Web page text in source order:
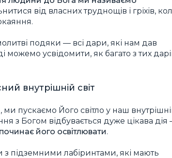
від власних труднощів і гріхів,
подяки — всі дари, які нам дав
усвідомити, як багато з тих
внутрішній світ
пускаємо Його світло у наш
з Богом відбувається дуже цікава дія
його освітлювати.
підземними лабіринтами, які мають